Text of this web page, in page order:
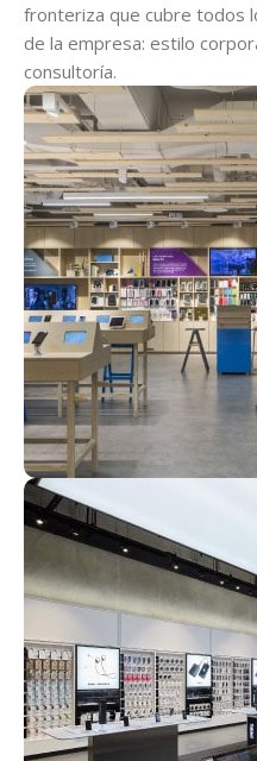
fronteriza que cubre todos
de la empresa: estilo
consultoría.
Centro Habana
Ver Tienda